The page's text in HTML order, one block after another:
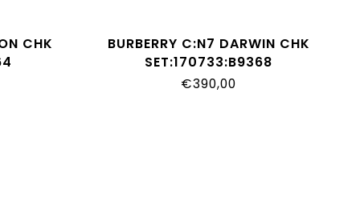
CHK
BURBERRY C:N7 DARWIN CHK
SET:170733:B9368
€390,00